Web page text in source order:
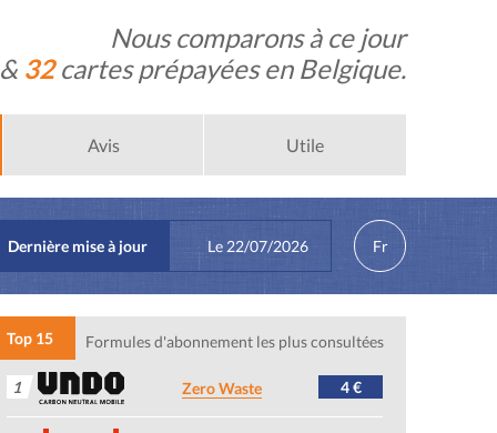
Nous comparons à ce jour
32cartes prépayées en Belgique.
Avis Utile
Dernière mise à jour Le 22/07/2026 Fr
Top 15 Formules d'abonnement les plus consultées
1 Zero Waste 4 €